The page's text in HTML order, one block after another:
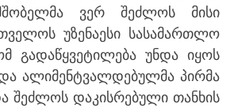
ვერ შეძლოს მისი
უზენაესი სასამართლო
გადაწყვეტილება უნდა იყოს
ალიმენტვალდებულმა პირმა
შეძლოს დაკისრებული თანხის